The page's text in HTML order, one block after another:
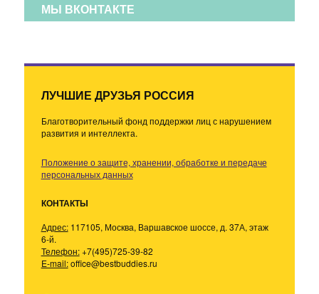
МЫ ВКОНТАКТЕ
ЛУЧШИЕ ДРУЗЬЯ РОССИЯ
Благотворительный фонд поддержки лиц с нарушением
развития и интеллекта.
Положение о защите, хранении, обработке и передаче
персональных данных
КОНТАКТЫ
Адрес:117105, Москва, Варшавское шоссе, д. 37А, этаж
6-й.
Телефон:+7(495)725-39-82
E-mail:office@bestbuddies.ru